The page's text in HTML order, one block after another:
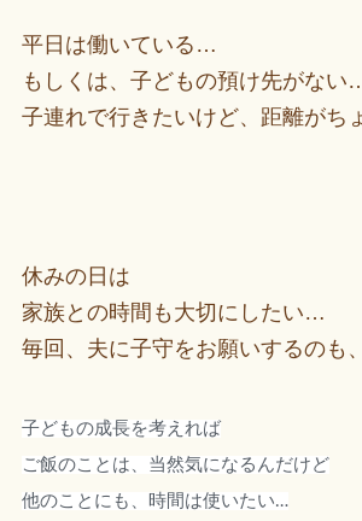
平日は働いている…
もしくは、子どもの預け先がない
子連れで行きたいけど、距離がち
休みの日は
家族との時間も大切にしたい…
毎回、夫に子守をお願いするのも
子どもの成長を考えれば
ご飯のことは、当然気になるんだけど
他のことにも、時間は使いたい…